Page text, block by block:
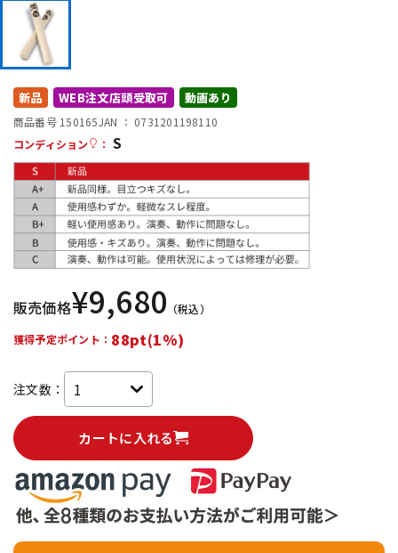
配信/ライブ機器
中古
新品 WEB注文店頭受取可 動画あり
商品番号 150165JAN ： 0731201198110
コンディション
： S
販売価格¥9,680 （税込）
獲得予定ポイント： 88pt(1%)
注文数：
カートに入れる